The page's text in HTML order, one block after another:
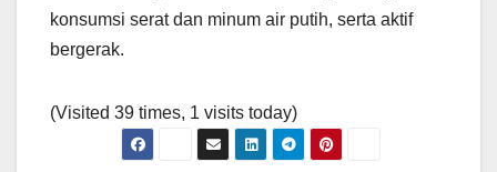
konsumsi serat dan minum air putih, serta aktif
bergerak.
(Visited 39 times, 1 visits today)